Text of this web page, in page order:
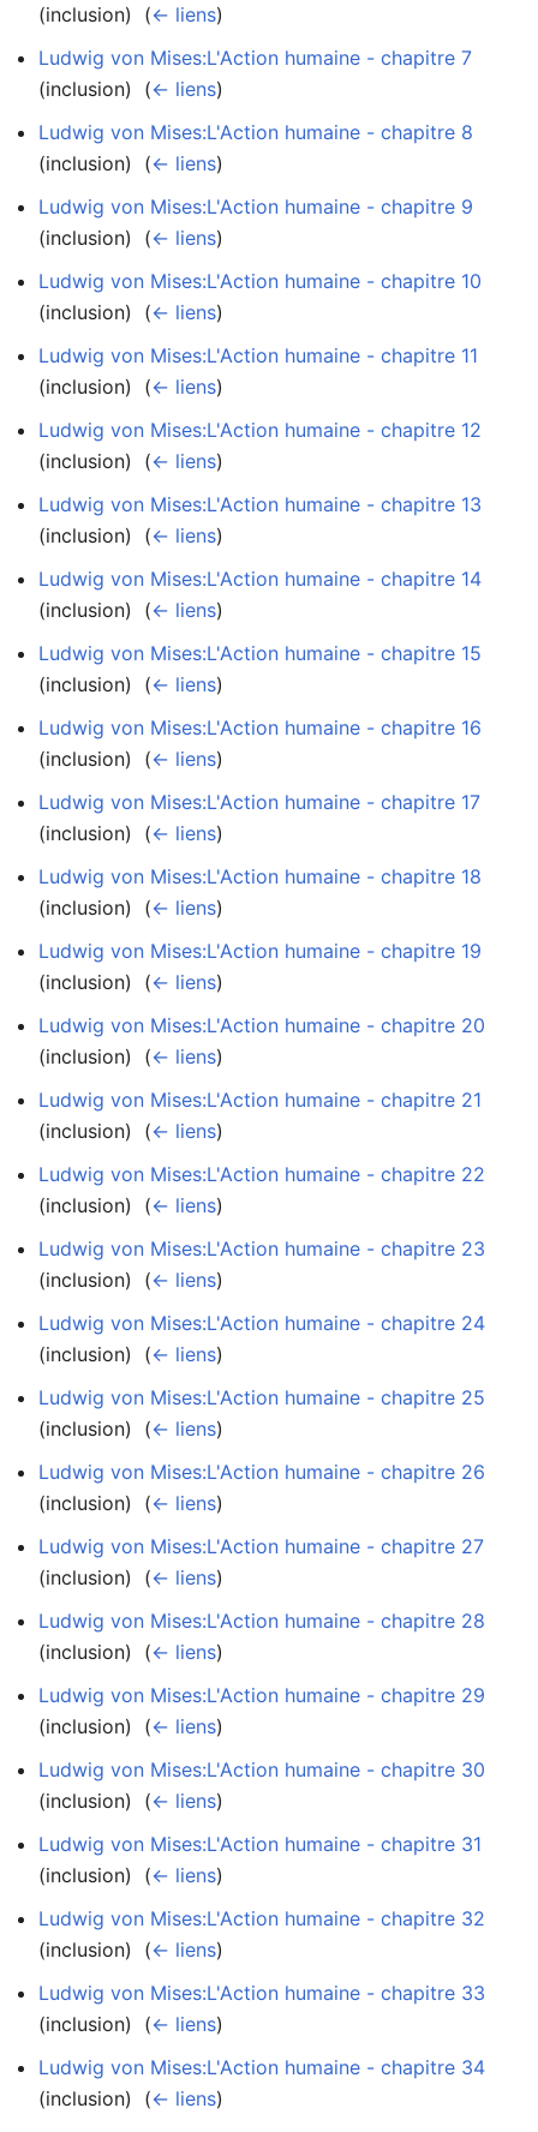
(inclusion) ‎ (← liens)
Ludwig von Mises:L'Action humaine - chapitre 7
(inclusion) ‎ (← liens)
Ludwig von Mises:L'Action humaine - chapitre 8
(inclusion) ‎ (← liens)
Ludwig von Mises:L'Action humaine - chapitre 9
(inclusion) ‎ (← liens)
Ludwig von Mises:L'Action humaine - chapitre 10
(inclusion) ‎ (← liens)
Ludwig von Mises:L'Action humaine - chapitre 11
(inclusion) ‎ (← liens)
Ludwig von Mises:L'Action humaine - chapitre 12
(inclusion) ‎ (← liens)
Ludwig von Mises:L'Action humaine - chapitre 13
(inclusion) ‎ (← liens)
Ludwig von Mises:L'Action humaine - chapitre 14
(inclusion) ‎ (← liens)
Ludwig von Mises:L'Action humaine - chapitre 15
(inclusion) ‎ (← liens)
Ludwig von Mises:L'Action humaine - chapitre 16
(inclusion) ‎ (← liens)
Ludwig von Mises:L'Action humaine - chapitre 17
(inclusion) ‎ (← liens)
Ludwig von Mises:L'Action humaine - chapitre 18
(inclusion) ‎ (← liens)
Ludwig von Mises:L'Action humaine - chapitre 19
(inclusion) ‎ (← liens)
Ludwig von Mises:L'Action humaine - chapitre 20
(inclusion) ‎ (← liens)
Ludwig von Mises:L'Action humaine - chapitre 21
(inclusion) ‎ (← liens)
Ludwig von Mises:L'Action humaine - chapitre 22
(inclusion) ‎ (← liens)
Ludwig von Mises:L'Action humaine - chapitre 23
(inclusion) ‎ (← liens)
Ludwig von Mises:L'Action humaine - chapitre 24
(inclusion) ‎ (← liens)
Ludwig von Mises:L'Action humaine - chapitre 25
(inclusion) ‎ (← liens)
Ludwig von Mises:L'Action humaine - chapitre 26
(inclusion) ‎ (← liens)
Ludwig von Mises:L'Action humaine - chapitre 27
(inclusion) ‎ (← liens)
Ludwig von Mises:L'Action humaine - chapitre 28
(inclusion) ‎ (← liens)
Ludwig von Mises:L'Action humaine - chapitre 29
(inclusion) ‎ (← liens)
Ludwig von Mises:L'Action humaine - chapitre 30
(inclusion) ‎ (← liens)
Ludwig von Mises:L'Action humaine - chapitre 31
(inclusion) ‎ (← liens)
Ludwig von Mises:L'Action humaine - chapitre 32
(inclusion) ‎ (← liens)
Ludwig von Mises:L'Action humaine - chapitre 33
(inclusion) ‎ (← liens)
Ludwig von Mises:L'Action humaine - chapitre 34
(inclusion) ‎ (← liens)